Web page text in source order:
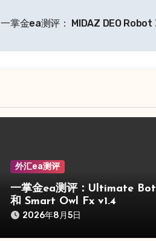
一掌金ea测评： MIDAZ DEO Robot
外汇ea测评
一掌金ea测评：Ultimate Bot
和 Smart Owl Fx v1.4
2026年8月5日